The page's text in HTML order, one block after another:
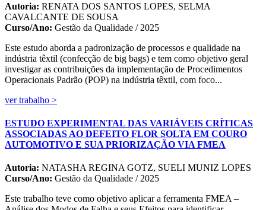
Autoria: RENATA DOS SANTOS LOPES, SELMA
CAVALCANTE DE SOUSA
Curso/Ano: Gestão da Qualidade / 2025
Este estudo aborda a padronização de processos e qualidade na
indústria têxtil (confecção de big bags) e tem como objetivo geral
investigar as contribuições da implementação de Procedimentos
Operacionais Padrão (POP) na indústria têxtil, com foco...
ver trabalho >
ESTUDO EXPERIMENTAL DAS VARIÁVEIS CRÍTICAS
ASSOCIADAS AO DEFEITO FLOR SOLTA EM COURO
AUTOMOTIVO E SUA PRIORIZAÇÃO VIA FMEA
Autoria: NATASHA REGINA GOTZ, SUELI MUNIZ LOPES
Curso/Ano: Gestão da Qualidade / 2025
Este trabalho teve como objetivo aplicar a ferramenta FMEA –